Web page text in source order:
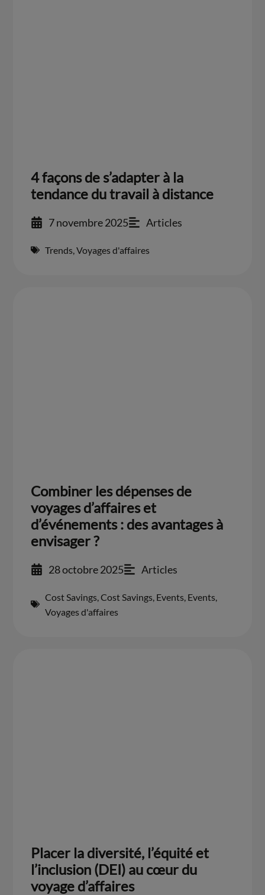
4 façons de s’adapter à la
tendance du travail à distance
7 novembre 2025 Articles
Trends ,Voyages d'affaires
Combiner les dépenses de
voyages d’affaires et
d’événements : des avantages à
envisager ?
28 octobre 2025 Articles
Cost Savings ,Cost Savings Events Events
Voyages d'affaires
Placer la diversité, l’équité et
l’inclusion (DEI) au cœur du
voyage d’affaires